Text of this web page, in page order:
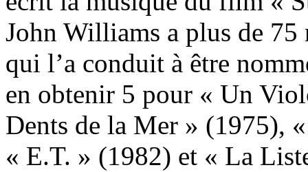
John Williams a plus de
qui l’a conduit à être
en obtenir 5 pour « Un
Dents de la Mer » (1975),
« E.T. » (1982) et « La